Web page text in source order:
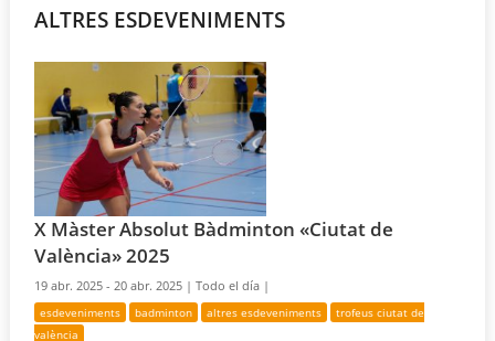
ALTRES ESDEVENIMENTS
X Màster Absolut Bàdminton «Ciutat de
València» 2025
19 abr. 2025 - 20 abr. 2025 |Todo el día |
esdeveniments badminton altres esdeveniments
trofeus ciutat de
valència